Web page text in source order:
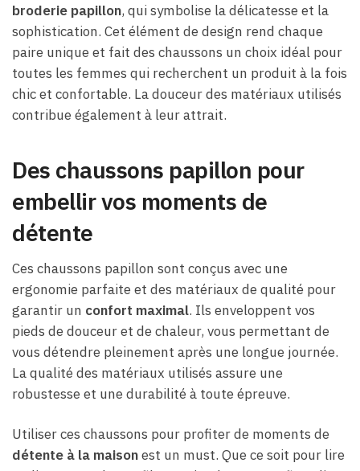
broderie papillon, qui symbolise la délicatesse et la
sophistication. Cet élément de design rend chaque
paire unique et fait des chaussons un choix idéal pour
toutes les femmes qui recherchent un produit à la fois
chic et confortable. La douceur des matériaux utilisés
contribue également à leur attrait.
Des chaussons papillon pour
embellir vos moments de
détente
Ces chaussons papillon sont conçus avec une
ergonomie parfaite et des matériaux de qualité pour
garantir un confort maximal. Ils enveloppent vos
pieds de douceur et de chaleur, vous permettant de
vous détendre pleinement après une longue journée.
La qualité des matériaux utilisés assure une
robustesse et une durabilité à toute épreuve.
Utiliser ces chaussons pour profiter de moments de
détente à la maisonest un must. Que ce soit pour lire